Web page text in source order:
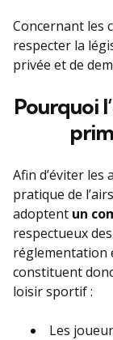
Concernant les
respecter la
privée et de
Pourquoi
Afin d’éviter les
pratique de
adoptent un
respectueux
réglementation
constituent
loisir sportif :
Les